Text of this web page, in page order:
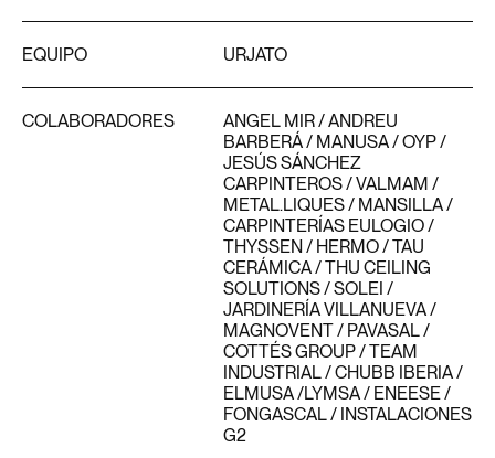
EQUIPO URJATO
COLABORADORES
ANGEL MIR / ANDREU
BARBERÁ / MANUSA / OYP /
JESÚS SÁNCHEZ
CARPINTEROS / VALMAM /
METAL.LIQUES / MANSILLA /
CARPINTERÍAS EULOGIO /
THYSSEN / HERMO / TAU
CERÁMICA / THU CEILING
SOLUTIONS / SOLEI /
JARDINERÍA VILLANUEVA /
MAGNOVENT / PAVASAL /
COTTÉS GROUP / TEAM
INDUSTRIAL / CHUBB IBERIA /
ELMUSA /LYMSA / ENEESE /
FONGASCAL / INSTALACIONES
G2